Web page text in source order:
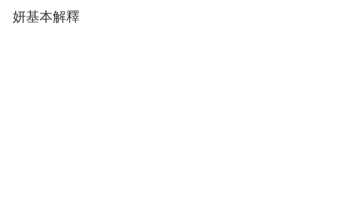
妍基本解釋